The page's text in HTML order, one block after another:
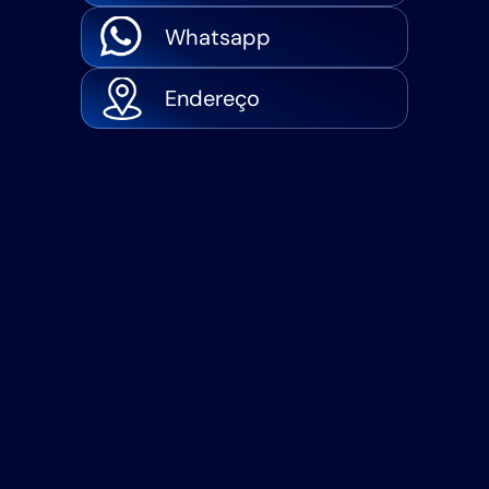
Whatsapp
Endereço